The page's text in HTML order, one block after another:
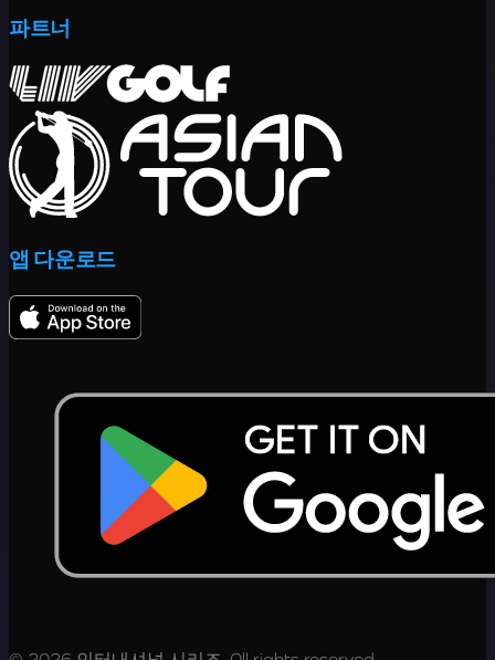
파트너
앱 다운로드